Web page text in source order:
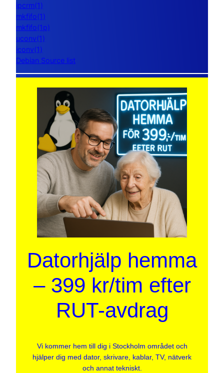
ipcrm(1)
mkfifo(1)
mkfifo(1p)
uconv(1)
iconv(1)
Debian Source list
Datorhjälp hemma
– 399 kr/tim efter
RUT-avdrag
Vi kommer hem till dig i Stockholm området och
hjälper dig med dator, skrivare, kablar, TV, nätverk
och annat tekniskt.